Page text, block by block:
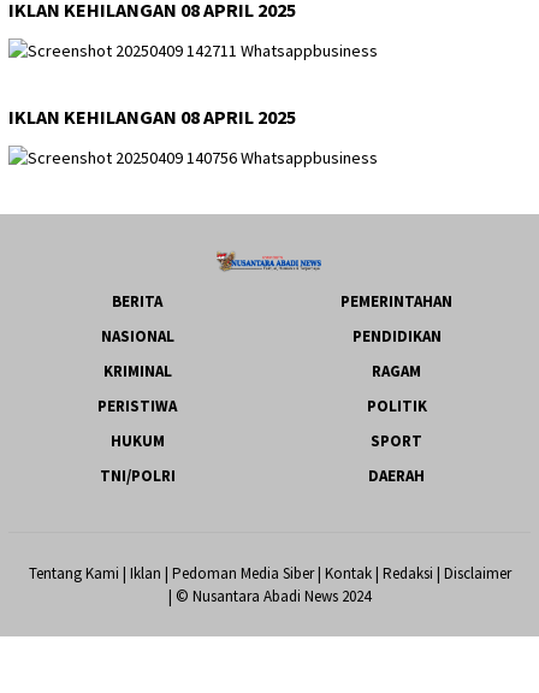
IKLAN KEHILANGAN 08 APRIL 2025
IKLAN KEHILANGAN 08 APRIL 2025
BERITA
PEMERINTAHAN
NASIONAL
PENDIDIKAN
KRIMINAL
RAGAM
PERISTIWA
POLITIK
HUKUM
SPORT
TNI/POLRI
DAERAH
Tentang Kami | Iklan | Pedoman Media Siber| Kontak| Redaksi | Disclaimer
| © Nusantara Abadi News 2024